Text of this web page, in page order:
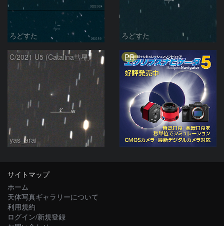
ろどすた ろどすた
C/2021 U5 (Catalina彗星)
yas_arai
PR
サイトマップ
ホーム
天体写真ギャラリーについて
利用規約
ログイン/新規登録